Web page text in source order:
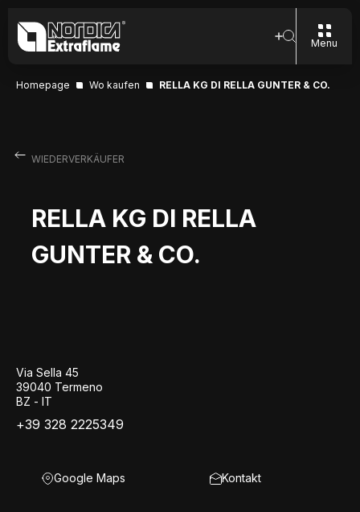
Menu
Homepage Wo kaufen RELLA KG DI RELLA GUNTER & CO.
WIEDERVERKÄUFER
RELLA KG DI RELLA
GUNTER & CO.
Via Sella 45
39040 Termeno
BZ - IT
+39 328 2225349
Google Maps Kontakt